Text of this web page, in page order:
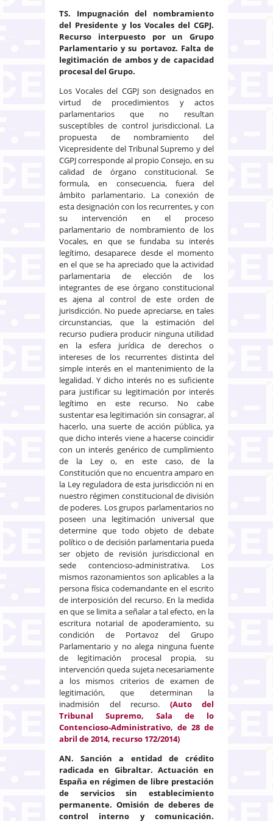
TS. Impugnación del nombramiento
del Presidente y los Vocales del CGPJ.
Recurso interpuesto por un Grupo
Parlamentario y su portavoz. Falta de
legitimación de ambos y de capacidad
procesal del Grupo.
Los Vocales del CGPJ son designados en
virtud de procedimientos y actos
parlamentarios que no resultan
susceptibles de control jurisdiccional. La
propuesta de nombramiento del
Vicepresidente del Tribunal Supremo y del
CGPJ corresponde al propio Consejo, en su
calidad de órgano constitucional. Se
formula, en consecuencia, fuera del
ámbito parlamentario. La conexión de
esta designación con los recurrentes, y con
su intervención en el proceso
parlamentario de nombramiento de los
Vocales, en que se fundaba su interés
legítimo, desaparece desde el momento
en el que se ha apreciado que la actividad
parlamentaria de elección de los
integrantes de ese órgano constitucional
es ajena al control de este orden de
jurisdicción. No puede apreciarse, en tales
circunstancias, que la estimación del
recurso pudiera producir ninguna utilidad
en la esfera jurídica de derechos o
intereses de los recurrentes distinta del
simple interés en el mantenimiento de la
legalidad. Y dicho interés no es suficiente
para justificar su legitimación por interés
legítimo en este recurso. No cabe
sustentar esa legitimación sin consagrar, al
hacerlo, una suerte de acción pública, ya
que dicho interés viene a hacerse coincidir
con un interés genérico de cumplimiento
de la Ley o, en este caso, de la
Constitución que no encuentra amparo en
la Ley reguladora de esta jurisdicción ni en
nuestro régimen constitucional de división
de poderes. Los grupos parlamentarios no
poseen una legitimación universal que
determine que todo objeto de debate
político o de decisión parlamentaria pueda
ser objeto de revisión jurisdiccional en
sede contencioso-administrativa. Los
mismos razonamientos son aplicables a la
persona física codemandante en el escrito
de interposición del recurso. En la medida
en que se limita a señalar a tal efecto, en la
escritura notarial de apoderamiento, su
condición de Portavoz del Grupo
Parlamentario y no alega ninguna fuente
de legitimación procesal propia, su
intervención queda sujeta necesariamente
a los mismos criterios de examen de
legitimación, que determinan la
inadmisión del recurso. (Auto del
Tribunal Supremo, Sala de lo
Contencioso-Administrativo, de 28 de
abril de 2014, recurso 172/2014)
AN. Sanción a entidad de crédito
radicada en Gibraltar. Actuación en
España en régimen de libre prestación
de servicios sin establecimiento
permanente. Omisión de deberes de
control interno y comunicación.